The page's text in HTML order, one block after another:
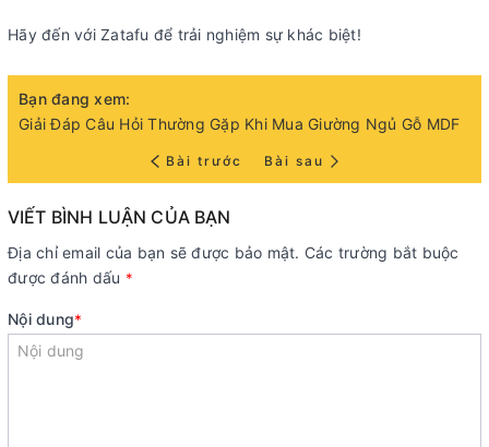
Hãy đến với Zatafu để trải nghiệm sự khác biệt!
Bạn đang xem:
Giải Đáp Câu Hỏi Thường Gặp Khi Mua Giường Ngủ Gỗ MDF
Bài trước Bài sau
VIẾT BÌNH LUẬN CỦA BẠN
Địa chỉ email của bạn sẽ được bảo mật. Các trường bắt buộc
được đánh dấu *
Nội dung*